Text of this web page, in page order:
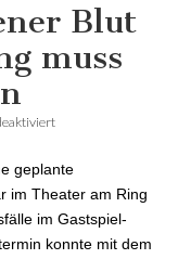
Blut
muss
muss verschoben
werden
geplante
im Theater am Ring
im Gastspiel-
konnte mit dem